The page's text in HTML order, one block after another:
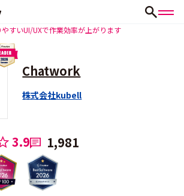
すいUI/UXで作業効率が上がります
Chatwork
株式会社kubell
3.9 1,981